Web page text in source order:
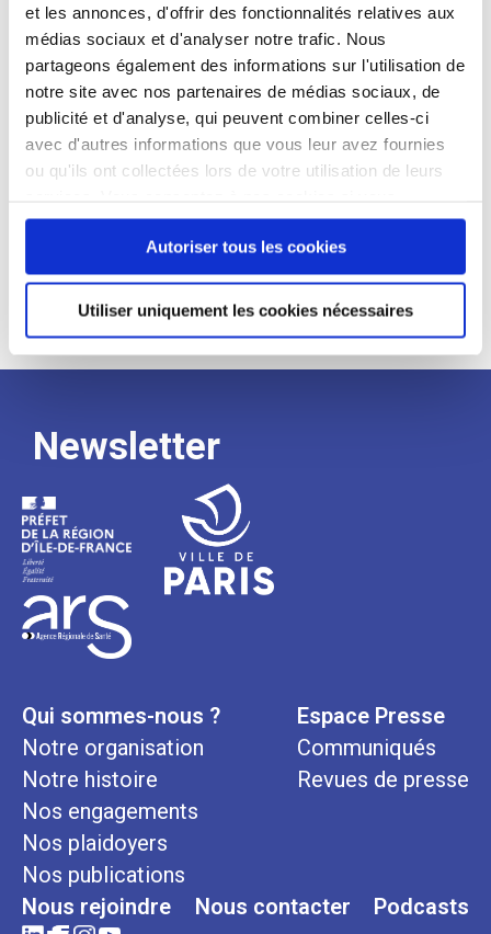
et les annonces, d'offrir des fonctionnalités relatives aux
médias sociaux et d'analyser notre trafic. Nous
partageons également des informations sur l'utilisation de
notre site avec nos partenaires de médias sociaux, de
publicité et d'analyse, qui peuvent combiner celles-ci
avec d'autres informations que vous leur avez fournies
ou qu'ils ont collectées lors de votre utilisation de leurs
continuez à utiliser notre site Web.
Autoriser tous les cookies
Utiliser uniquement les cookies nécessaires
Qualifications et diplômes :
Profil recherché :
Processus
de
recrutement
Newsletter
Qui sommes-nous ?
Notre organisation
Notre histoire
Nos engagements
Nos plaidoyers
Nos publications
Espace Presse
Communiqués
Revues de presse
Nous rejoindre Nous contacter Podcasts